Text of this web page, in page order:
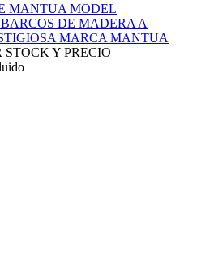
MANTUA MODEL
DE MADERA A
MARCA MANTUA
STOCK Y PRECIO